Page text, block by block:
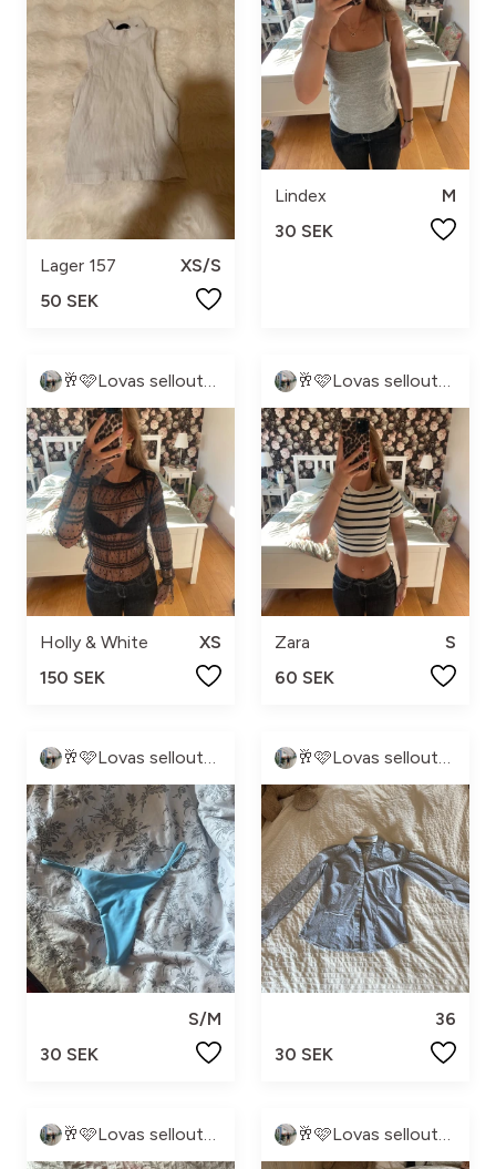
Lager 157
XS/S
50 SEK
Lindex
M
30 SEK
🥂🩷Lovas sellout🩷🥂
Holly & White
XS
150 SEK
🥂🩷Lovas sellout🩷🥂
Zara
S
60 SEK
🥂🩷Lovas sellout🩷🥂
S/M
30 SEK
🥂🩷Lovas sellout🩷🥂
36
30 SEK
🥂🩷Lovas sellout🩷🥂 🥂🩷Lovas sellout🩷🥂